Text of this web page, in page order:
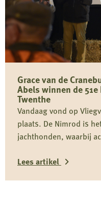
over
Boerennatuur
Festival
laat
belang
samenhangend
beheer
zien
Grace van de
Abels winnen de
Twenthe
Vandaag vond op
plaats. De Nimrod is
jachthonden, waarbij
werd de Nimrod
Lees artikel